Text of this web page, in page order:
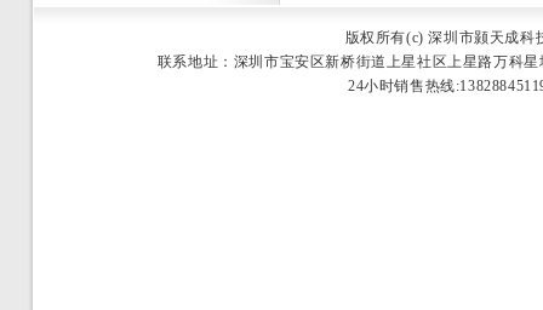
版权所有(c) 深圳市颢天成科
联系地址：深圳市宝安区新桥街道上星社区上星路万科
24小时销售热线